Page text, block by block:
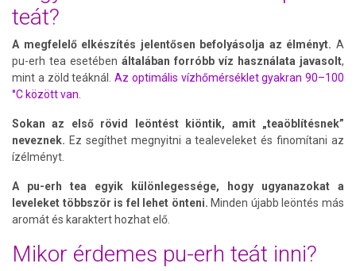
teát?
A megfelelő elkészítés jelentősen befolyásolja az élményt. A
pu-erh tea esetében általában forróbb víz használata javasolt,
mint a zöld teáknál. Az optimális vízhőmérséklet gyakran 90–100
°C között van.
Sokan az első rövid leöntést kiöntik, amit „teaöblítésnek”
neveznek. Ez segíthet megnyitni a tealeveleket és finomítani az
ízélményt.
A pu-erh tea egyik különlegessége, hogy ugyanazokat a
leveleket többször is fel lehet önteni. Minden újabb leöntés más
aromát és karaktert hozhat elő.
Mikor érdemes pu-erh teát inni?